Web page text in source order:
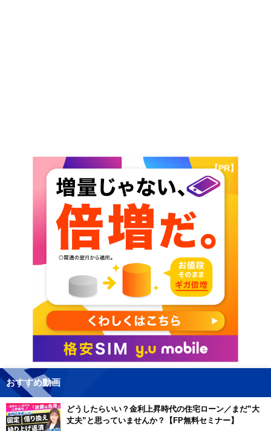
【PR】
おすすめ動画
どうしたらいい？金利上昇時代の住宅ローン／まだ”大
丈夫”と思っていませんか？【FP無料セミナー】